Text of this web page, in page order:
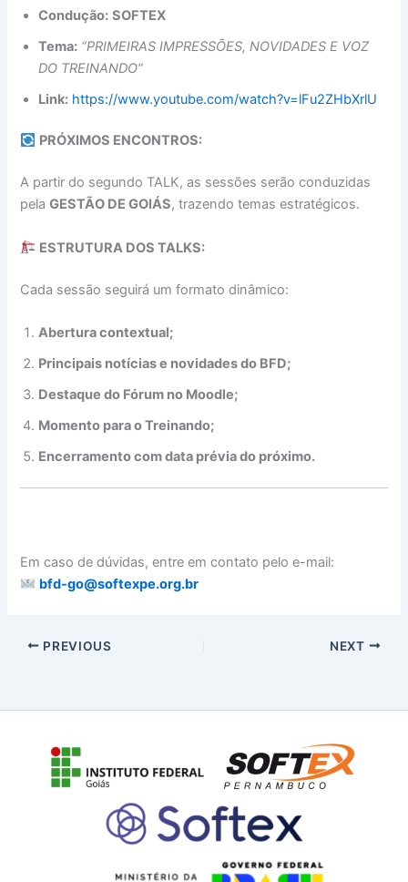
Condução: SOFTEX
Tema: “PRIMEIRAS IMPRESSÕES, NOVIDADES E VOZ
DO TREINANDO”
Link: https://www.youtube.com/watch?v=lFu2ZHbXrlU
PRÓXIMOS ENCONTROS:
A partir do segundo TALK, as sessões serão conduzidas
pelaGESTÃO DE GOIÁS, trazendo temas estratégicos.
ESTRUTURA DOS TALKS:
Cada sessão seguirá um formato dinâmico:
Abertura contextual;
Principais notícias e novidades do BFD;
Destaque do Fórum no Moodle;
Momento para o Treinando;
Encerramento com data prévia do próximo.
Em caso de dúvidas, entre em contato pelo e-mail:
bfd-go@softexpe.org.br
PREVIOUS NEXT